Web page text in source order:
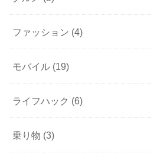
ファッション (4)
モバイル (19)
ライフハック (6)
乗り物 (3)